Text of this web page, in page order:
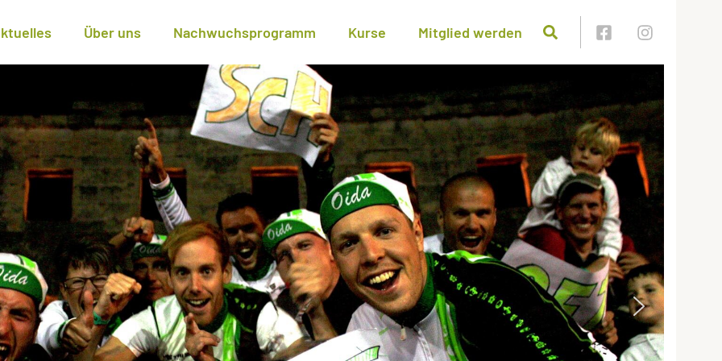
Über uns Nachwuchsprogramm Kurse Mitglied werden